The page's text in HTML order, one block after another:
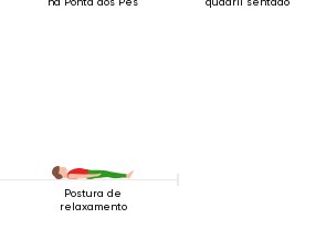
Postura de
relaxamento